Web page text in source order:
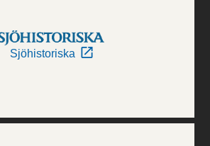
Sjöhistoriska